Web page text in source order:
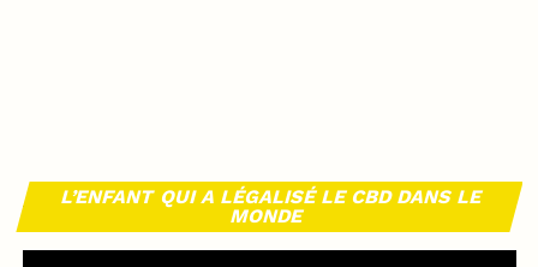
L’ENFANT QUI A LÉGALISÉ LE CBD DANS LE
MONDE